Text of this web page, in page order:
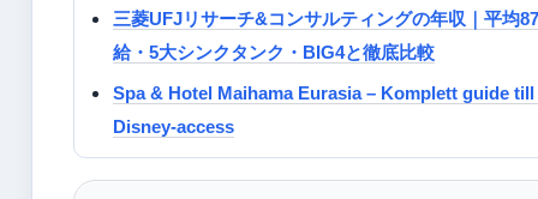
三菱UFJリサーチ&コンサルティングの年収｜平均
給・5大シンクタンク・BIG4と徹底比較
Spa & Hotel Maihama Eurasia – Komplett guide
Disney-access